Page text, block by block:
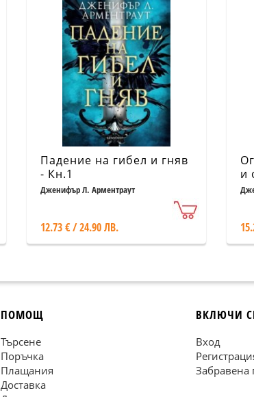
Падение на гибел и гняв
- Кн.1
Дженифър Л. Арментраут
12.73 € / 24.90 ЛВ.
и
ПОМОЩ
Търсене
Поръчка
Плащания
Доставка
ВКЛЮЧИ
Вход
Забравена